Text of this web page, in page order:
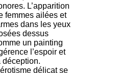
L’apparition
femmes ailées et
dans les yeux
dessus
un painting
l’espoir et
déception.
délicat se